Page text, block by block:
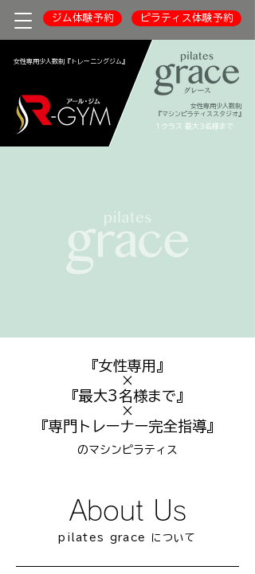
女性専用少人数制『トレーニングジム』
1クラス 最大3名様まで
女性専用少人数制
『マシンピラティススタジオ』
ジム体験予約 ピラティス体験予約
『女性専用』
×
『最大3名様まで』
×
『専門トレーナー完全指導』
のマシンピラティス
About Us
pilates grace について